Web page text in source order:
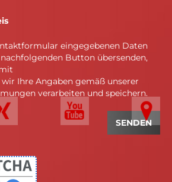
eingegebenen Daten
Button übersenden,
Ihre Angaben gemäß unserer
verarbeiten und speichern.